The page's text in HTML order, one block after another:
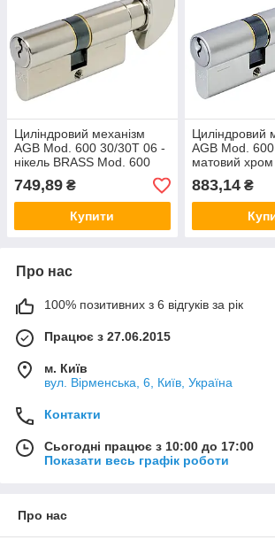
Циліндровий механізм
AGB Mod. 600 30/30T 06 -
нікель BRASS Mod. 600
30/30T 06 AGB_C Італія
749,89 ₴
Купити
Циліндровий
AGB Mod.
матовий хром
Mod. 600 30/
AGB_C Італія
883,14₴
Про нас
100% позитивних з 6 відгуків за рік
Працює з 27.06.2015
м. Київ
вул. Вірменська, 6, Київ, Україна
Контакти
Сьогодні працює з 10:00 до 17:00
Показати весь графік роботи
Про нас